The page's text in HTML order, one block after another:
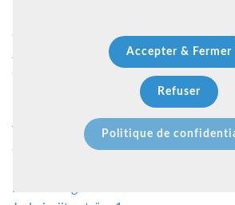
Accepter & Fermer
Refuser
Politique de
Gymnastique acrobatique 1
Collectivite 1
Parkour / workout/evenementiel 1
Yoga-pilate 1
Crosstraining 1
Kick boxing 1